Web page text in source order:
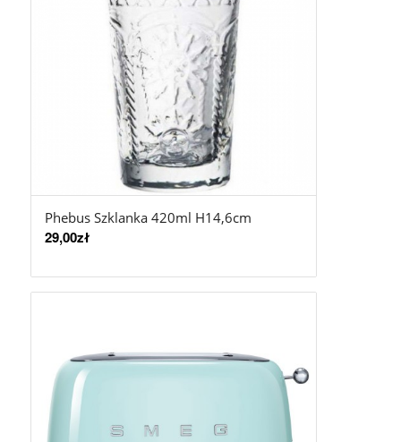
Phebus Szklanka 420ml H14,6cm
29,00zł